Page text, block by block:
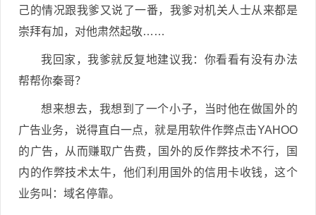
己的情况跟我爹又说了一番，我爹对机关人士从来都是
崇拜有加，对他肃然起敬……
我回家，我爹就反复地建议我：你看看有没有办法
帮帮你秦哥？
想来想去，我想到了一个小子，当时他在做国外的
广告业务，说得直白一点，就是用软件作弊点击YAHOO
的广告，从而赚取广告费，国外的反作弊技术不行，国
内的作弊技术太牛，他们利用国外的信用卡收钱，这个
业务叫：域名停靠。